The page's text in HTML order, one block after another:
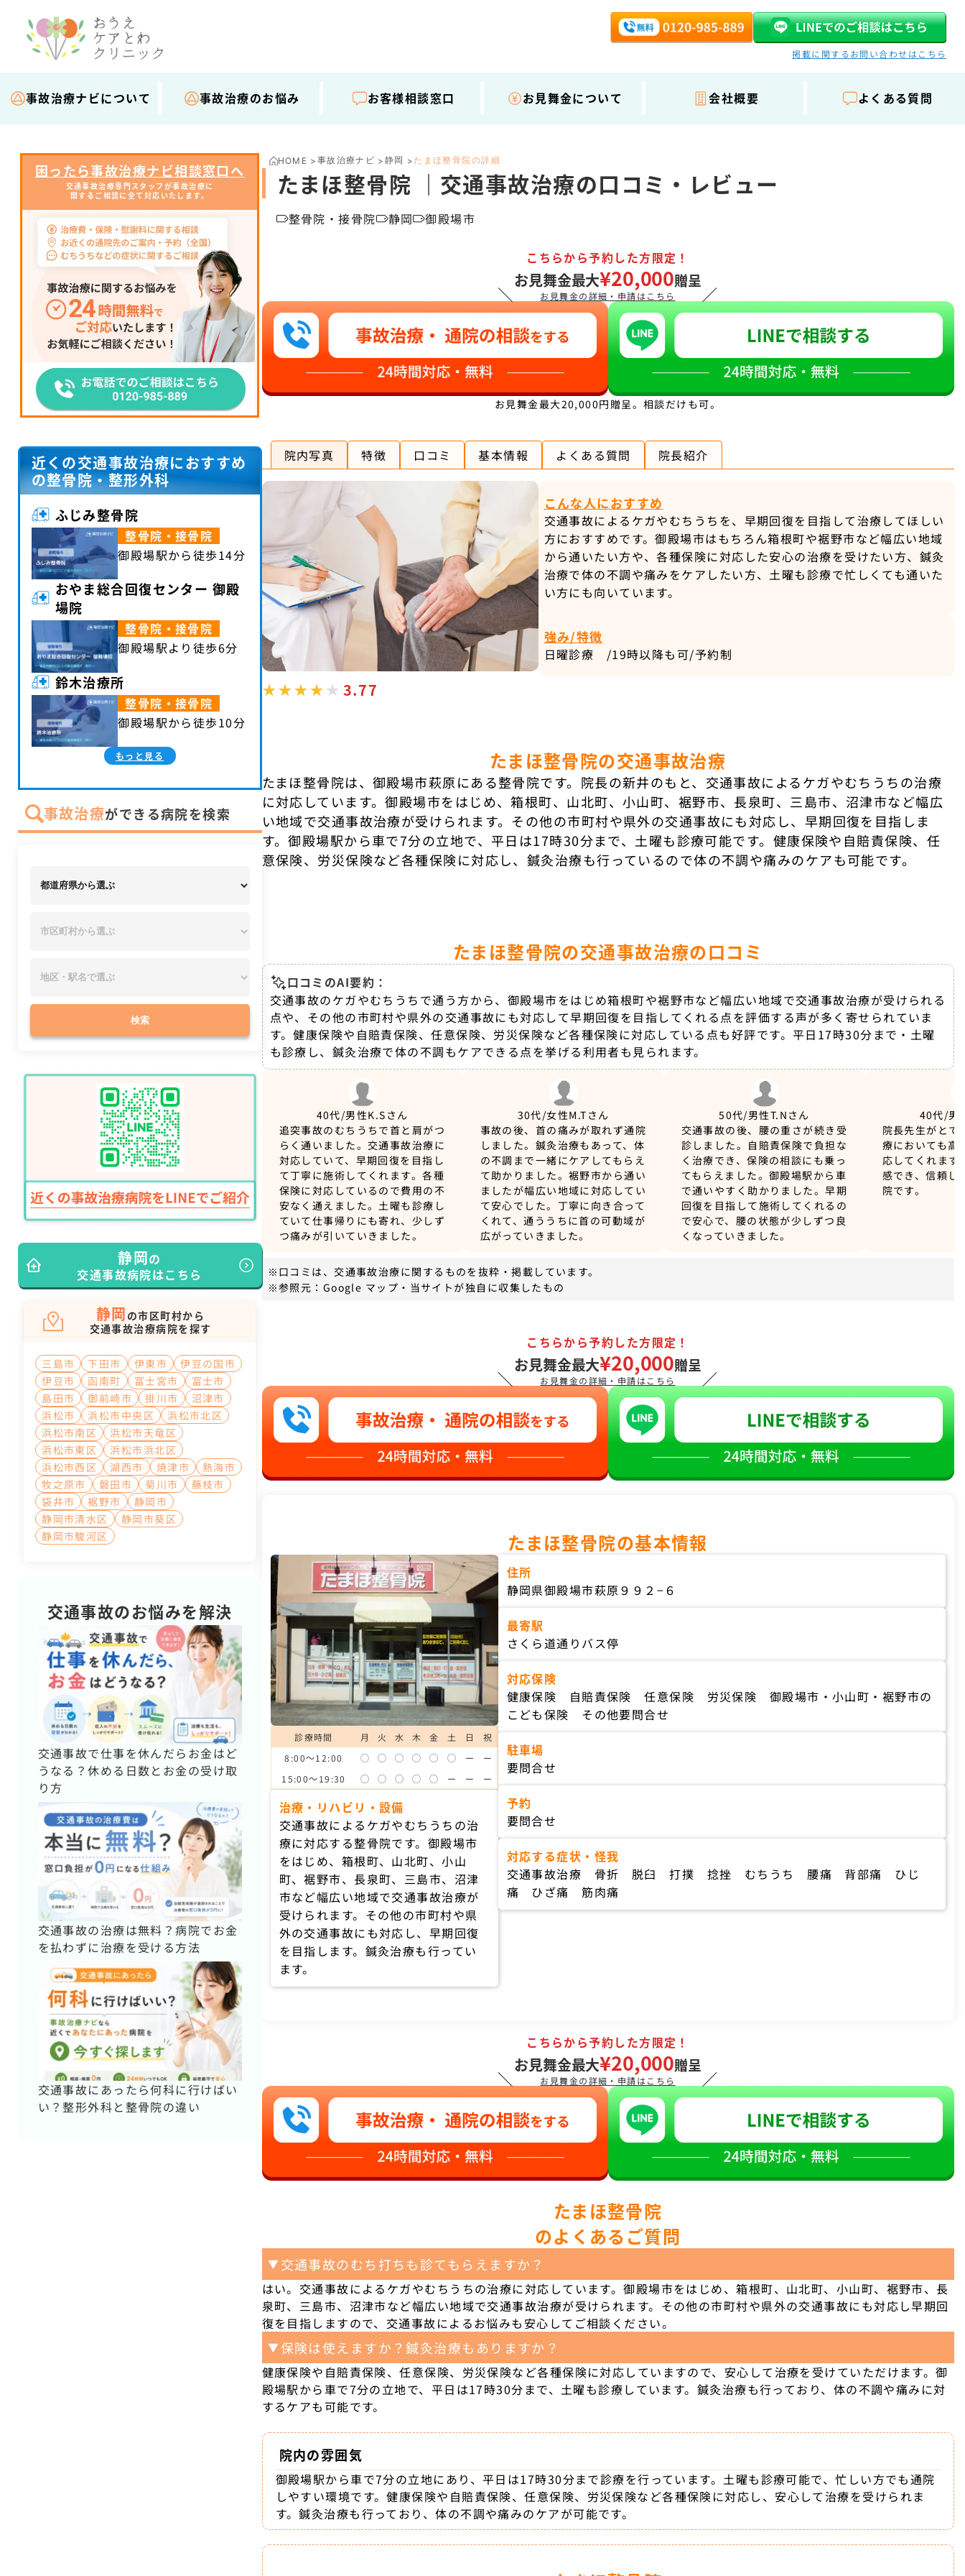
掲載に関するお問い合わせはこちら
事故治療ナビについて 事故治療のお悩み お客様相談窓口 お見舞金について 会社概要 よくある質問
HOME > 事故治療ナビ > 静岡 > たまほ整骨院の詳細
たまほ整骨院 ｜交通事故治療の口コミ・レビュー
整骨院・接骨院 静岡 御殿場市
＼
こちらから予約した方限定！
お見舞金最大¥20,000贈呈
お見舞金の詳細・申請はこちら ／
お見舞金最大20,000円贈呈。相談だけも可。
院内写真 特徴 口コミ 基本情報 よくある質問 院長紹介
3.77
こんな人におすすめ
交通事故によるケガやむちうちを、早期回復を目指して治療してほしい
方におすすめです。御殿場市はもちろん箱根町や裾野市など幅広い地域
から通いたい方や、各種保険に対応した安心の治療を受けたい方、鍼灸
治療で体の不調や痛みをケアしたい方、土曜も診療で忙しくても通いた
い方にも向いています。
強み/特徴
日曜診療 /19時以降も可/予約制
たまほ整骨院の交通事故治療
たまほ整骨院は、御殿場市萩原にある整骨院です。院長の新井のもと、交通事故によるケガやむちうちの治療
に対応しています。御殿場市をはじめ、箱根町、山北町、小山町、裾野市、長泉町、三島市、沼津市など幅広
い地域で交通事故治療が受けられます。その他の市町村や県外の交通事故にも対応し、早期回復を目指しま
す。御殿場駅から車で7分の立地で、平日は17時30分まで、土曜も診療可能です。健康保険や自賠責保険、任
意保険、労災保険など各種保険に対応し、鍼灸治療も行っているので体の不調や痛みのケアも可能です。
たまほ整骨院の交通事故治療の口コミ
口コミのAI要約：
交通事故のケガやむちうちで通う方から、御殿場市をはじめ箱根町や裾野市など幅広い地域で交通事故治療が受けられる
点や、その他の市町村や県外の交通事故にも対応して早期回復を目指してくれる点を評価する声が多く寄せられていま
す。健康保険や自賠責保険、任意保険、労災保険など各種保険に対応している点も好評です。平日17時30分まで・土曜
も診療し、鍼灸治療で体の不調もケアできる点を挙げる利用者も見られます。
40代/男性K.Sさん
追突事故のむちうちで首と肩がつ
らく通いました。交通事故治療に
対応していて、早期回復を目指し
て丁寧に施術してくれます。各種
保険に対応しているので費用の不
安なく通えました。土曜も診療し
ていて仕事帰りにも寄れ、少しず
つ痛みが引いていきました。
30代/女性M.Tさん
事故の後、首の痛みが取れず通院
しました。鍼灸治療もあって、体
の不調まで一緒にケアしてもらえ
て助かりました。裾野市から通い
ましたが幅広い地域に対応してい
て安心でした。丁寧に向き合って
くれて、通ううちに首の可動域が
広がっていきました。
50代/男性T.Nさん
交通事故の後、腰の重さが続き受
診しました。自賠責保険で負担な
く治療でき、保険の相談にも乗っ
てもらえました。御殿場駅から車
で通いやすく助かりました。早期
回復を目指して施術してくれるの
で安心で、腰の状態が少しずつ良
くなっていきました。
40代/男
院長先生がとて
療においても高
応してくれます
感でき、信頼し
院です。
※口コミは、交通事故治療に関するものを抜粋・掲載しています。
※参照元：Google マップ・当サイトが独自に収集したもの
＼
こちらから予約した方限定！
お見舞金最大¥20,000贈呈
お見舞金の詳細・申請はこちら ／
たまほ整骨院の基本情報
診療時間 月 火 水 木 金 土 日
祝
8:00～12:00
◯ ◯ ◯ ◯ ◯ ◯ ー
ー
15:00～19:30
◯ ◯ ◯ ◯ ◯ ー ー ー
治療・リハビリ・設備
交通事故によるケガやむちうちの治
療に対応する整骨院です。御殿場市
をはじめ、箱根町、山北町、小山
町、裾野市、長泉町、三島市、沼津
市など幅広い地域で交通事故治療が
受けられます。その他の市町村や県
外の交通事故にも対応し、早期回復
を目指します。鍼灸治療も行ってい
ます。
住所
静岡県御殿場市萩原９９２−６
最寄駅
さくら道通りバス停
対応保険
健康保険 自賠責保険 任意保険 労災保険 御殿場市・小山町・裾野市の
こども保険 その他要問合せ
駐車場
要問合せ
予約
要問合せ
対応する症状・怪我
交通事故治療 骨折 脱臼 打撲 捻挫 むちうち 腰痛 背部痛 ひじ
痛 ひざ痛 筋肉痛
＼
こちらから予約した方限定！
お見舞金最大¥20,000贈呈
お見舞金の詳細・申請はこちら ／
たまほ整骨院
のよくあるご質問
▼ 交通事故のむち打ちも診てもらえますか？
はい。交通事故によるケガやむちうちの治療に対応しています。御殿場市をはじめ、箱根町、山北町、小山町、裾野市、長
泉町、三島市、沼津市など幅広い地域で交通事故治療が受けられます。その他の市町村や県外の交通事故にも対応し早期回
復を目指しますので、交通事故によるお悩みも安心してご相談ください。
▼保険は使えますか？鍼灸治療もありますか？
健康保険や自賠責保険、任意保険、労災保険など各種保険に対応していますので、安心して治療を受けていただけます。御
殿場駅から車で7分の立地で、平日は17時30分まで、土曜も診療しています。鍼灸治療も行っており、体の不調や痛みに対
するケアも可能です。
院内の雰囲気
御殿場駅から車で7分の立地にあり、平日は17時30分まで診療を行っています。土曜も診療可能で、忙しい方でも通院
しやすい環境です。健康保険や自賠責保険、任意保険、労災保険など各種保険に対応し、安心して治療を受けられま
す。鍼灸治療も行っており、体の不調や痛みのケアが可能です。
困ったら事故治療ナビ相談窓口へ
交通事故治療専門スタッフが事故治療に
関するご相談に全て対応いたします。
近くの交通事故治療におすすめ
の整骨院・整形外科
ふじみ整骨院
整骨院・接骨院
御殿場駅から徒歩14分
おやま総合回復センター 御殿
場院
整骨院・接骨院
御殿場駅より徒歩6分
鈴木治療所
整骨院・接骨院
御殿場駅から徒歩10分
もっと見る
事故治療ができる病院を検索
検索
静岡の
交通事故病院はこちら
静岡 の市区町村から
交通事故治療病院を探す
三島市 下田市 伊東市
伊豆の国市
伊豆市
函南町 富士宮市
富士市
島田市
御前崎市 掛川市
沼津市
浜松市
浜松市中央区
浜松市北区
浜松市南区
浜松市天竜区
浜松市東区
浜松市浜北区
浜松市西区
湖西市 焼津市
熱海市
牧之原市
磐田市 菊川市
藤枝市
袋井市
裾野市
静岡市
静岡市清水区
静岡市葵区
静岡市駿河区
交通事故のお悩みを解決
交通事故で仕事を休んだらお金はど
うなる？休める日数とお金の受け取
り方
交通事故の治療は無料？病院でお金
を払わずに治療を受ける方法
交通事故にあったら何科に行けばい
い？整形外科と整骨院の違い